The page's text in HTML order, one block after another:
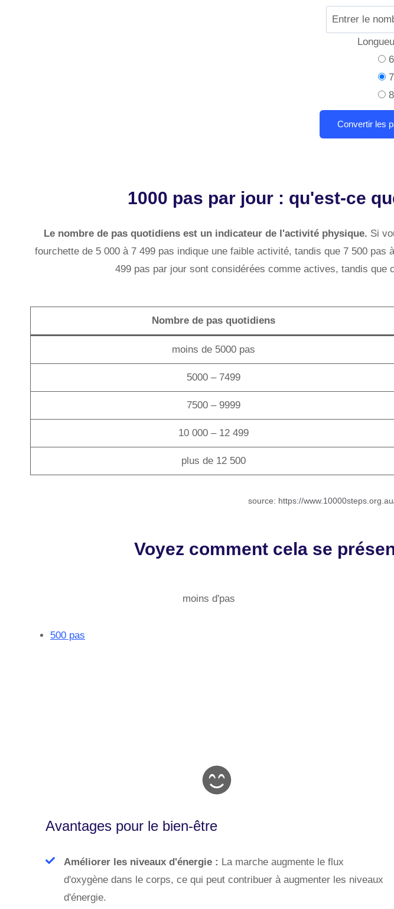
1000 pas par jour : qu'est-ce
Le nombre de pas quotidiens est un indicateur de l'activité physique. Si
fourchette de 5 000 à 7 499 pas indique une faible activité, tandis que 7 500
499 pas par jour sont considérées comme actives, tandis
Nombre de pas quotidiens
moins de 5000 pas
5000 – 7499
7500 – 9999
10 000 – 12 499
plus de 12 500
source: https://
Voyez comment cela se
moins d'pas
500 pas
Avantages pour le bien-être
Améliorer les niveaux d'énergie : La marche augmente le flux
d'oxygène dans le corps, ce qui peut contribuer à augmenter les niveaux
d'énergie.